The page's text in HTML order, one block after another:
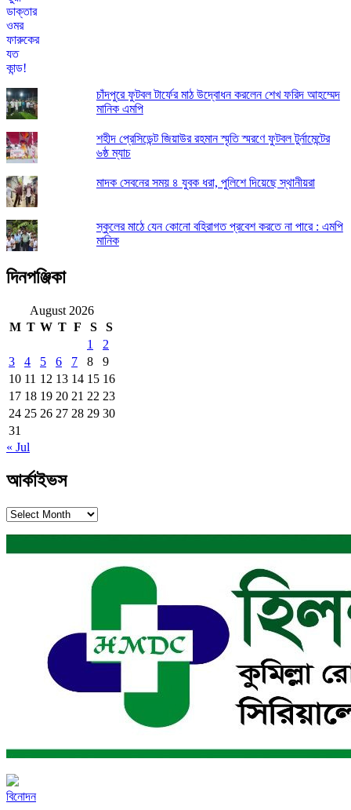
চাঁদপুরে ফুটবল টার্ফের মাঠ উদ্বোধন করলেন শেখ ফরিদ আহম্মেদ
মানিক এমপি
শহীদ প্রেসিডেন্ট জিয়াউর রহমান স্মৃতি স্মরণে ফুটবল টুর্নামেন্টের
৬ষ্ঠ ম্যাচ
মাদক সেবনের সময় ৪ যুবক ধরা, পুলিশে দিয়েছে স্থানীয়রা
স্কুলের মাঠে যেন কোনো বহিরাগত প্রবেশ করতে না পারে : এমপি
মানিক
দিনপঞ্জিকা
August 2026
M T W T F S
S
1
2
3
4 5 6 7 8
9
10 11 12 13 14 15 16
17 18 19 20 21 22 23
24 25 26 27 28 29 30
31
« Jul
আর্কাইভস
আর্কাইভস
বিনোদন